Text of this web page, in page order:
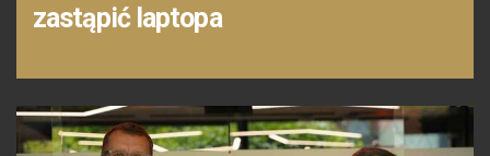
zastąpić laptopa